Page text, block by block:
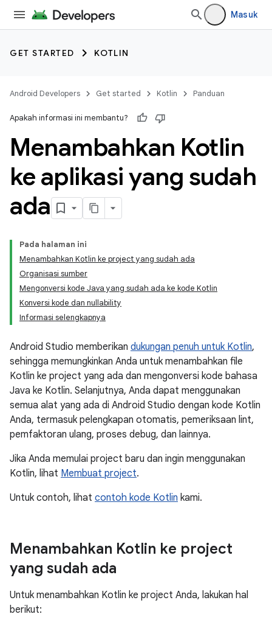
Masuk
GET STARTED KOTLIN
Android Developers Get started Kotlin Panduan
Apakah informasi ini membantu?
Menambahkan Kotlin
ke aplikasi yang sudah
ada
Pada halaman ini
Menambahkan Kotlin ke project yang sudah ada
Organisasi sumber
Mengonversi kode Java yang sudah ada ke kode Kotlin
Konversi kode dan nullability
Informasi selengkapnya
Android Studio memberikan dukungan penuh untuk Kotlin,
sehingga memungkinkan Anda untuk menambahkan file
Kotlin ke project yang ada dan mengonversi kode bahasa
Java ke Kotlin. Selanjutnya, Anda dapat menggunakan
semua alat yang ada di Android Studio dengan kode Kotlin
Anda, termasuk pelengkapan otomatis, pemeriksaan lint,
pemfaktoran ulang, proses debug, dan lainnya.
Jika Anda memulai project baru dan ingin menggunakan
Kotlin, lihat Membuat project.
Untuk contoh, lihat contoh kode Kotlin kami.
Menambahkan Kotlin ke project
yang sudah ada
Untuk menambahkan Kotlin ke project Anda, lakukan hal
berikut: